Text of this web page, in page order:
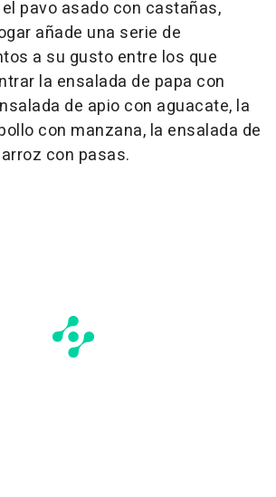
pavo asado con castañas,
añade una serie de
a su gusto entre los que
la ensalada de papa con
de apio con aguacate, la
con manzana, la ensalada de
con pasas.